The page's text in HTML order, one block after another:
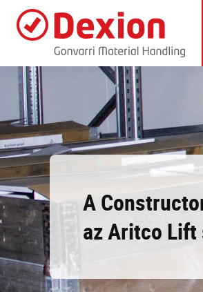
main
A
az Aritco